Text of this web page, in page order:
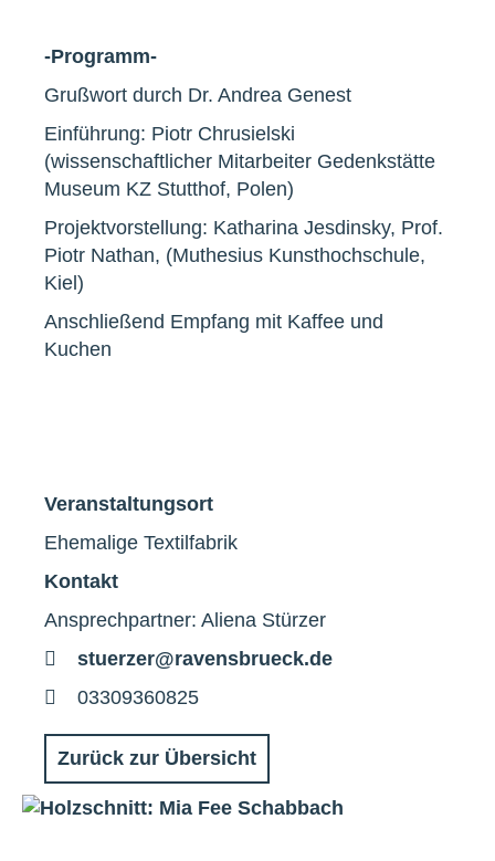
-Programm-
Grußwort durch Dr. Andrea Genest
Einführung: Piotr Chrusielski
(wissenschaftlicher Mitarbeiter Gedenkstätte
Museum KZ Stutthof, Polen)
Projektvorstellung: Katharina Jesdinsky, Prof.
Piotr Nathan, (Muthesius Kunsthochschule,
Kiel)
Anschließend Empfang mit Kaffee und
Kuchen
Veranstaltungsort
Ehemalige Textilfabrik
Kontakt
Ansprechpartner: Aliena Stürzer
E-
Mail
stuerzer@ravensbrueck.de
Telefon
03309360825
Zurück zur Übersicht